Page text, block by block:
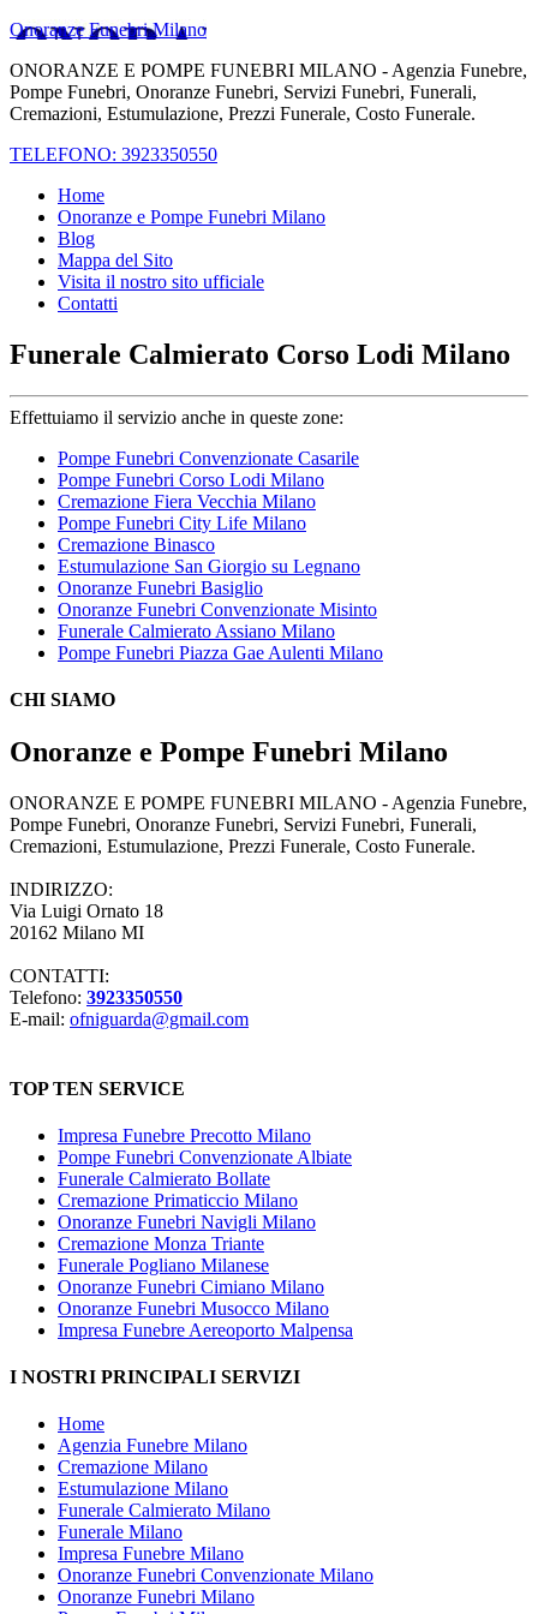
Onoranze Funebri Milano
ONORANZE E POMPE FUNEBRI MILANO - Agenzia Funebre,
Pompe Funebri, Onoranze Funebri, Servizi Funebri, Funerali,
Cremazioni, Estumulazione, Prezzi Funerale, Costo Funerale.
TELEFONO: 3923350550
Home
Onoranze e Pompe Funebri Milano
Blog
Mappa del Sito
Visita il nostro sito ufficiale
Contatti
Funerale Calmierato Corso Lodi Milano
Effettuiamo il servizio anche in queste zone:
Pompe Funebri Convenzionate Casarile
Pompe Funebri Corso Lodi Milano
Cremazione Fiera Vecchia Milano
Pompe Funebri City Life Milano
Cremazione Binasco
Estumulazione San Giorgio su Legnano
Onoranze Funebri Basiglio
Onoranze Funebri Convenzionate Misinto
Funerale Calmierato Assiano Milano
Pompe Funebri Piazza Gae Aulenti Milano
CHI SIAMO
Onoranze e Pompe Funebri Milano
ONORANZE E POMPE FUNEBRI MILANO - Agenzia Funebre,
Pompe Funebri, Onoranze Funebri, Servizi Funebri, Funerali,
Cremazioni, Estumulazione, Prezzi Funerale, Costo Funerale.
INDIRIZZO:
Via Luigi Ornato 18
20162 Milano MI
CONTATTI:
Telefono: 3923350550
E-mail: ofniguarda@gmail.com
TOP TEN SERVICE
Impresa Funebre Precotto Milano
Pompe Funebri Convenzionate Albiate
Funerale Calmierato Bollate
Cremazione Primaticcio Milano
Onoranze Funebri Navigli Milano
Cremazione Monza Triante
Funerale Pogliano Milanese
Onoranze Funebri Cimiano Milano
Onoranze Funebri Musocco Milano
Impresa Funebre Aereoporto Malpensa
I NOSTRI PRINCIPALI SERVIZI
Home
Agenzia Funebre Milano
Cremazione Milano
Estumulazione Milano
Funerale Calmierato Milano
Funerale Milano
Impresa Funebre Milano
Onoranze Funebri Convenzionate Milano
Onoranze Funebri Milano